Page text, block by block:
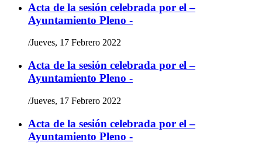
Acta de la sesión celebrada por el –
Ayuntamiento Pleno -
/Jueves, 17 Febrero 2022
Acta de la sesión celebrada por el –
Ayuntamiento Pleno -
/Jueves, 17 Febrero 2022
Acta de la sesión celebrada por el –
Ayuntamiento Pleno -